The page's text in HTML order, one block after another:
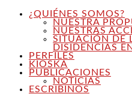
¿QUIÉNES SOMOS?
NUESTRA
NUESTRAS
SITUACIÓN DE
DISIDENCIAS
PERFILES
KIOSKA
PUBLICACIONES
NOTICIAS
ESCRIBINOS